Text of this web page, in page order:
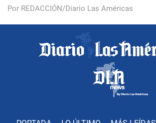
Por REDACCIÓN/Diario Las Américas